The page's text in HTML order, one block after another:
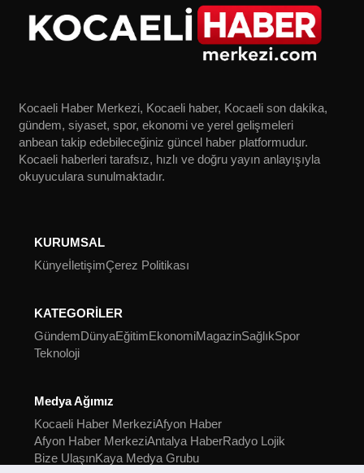
Kocaeli Haber Merkezi, Kocaeli haber, Kocaeli son dakika,
gündem, siyaset, spor, ekonomi ve yerel gelişmeleri
anbean takip edebileceğiniz güncel haber platformudur.
Kocaeli haberleri tarafsız, hızlı ve doğru yayın anlayışıyla
okuyuculara sunulmaktadır.
KURUMSAL
KünyeİletişimÇerez Politikası
KATEGORİLER
GündemDünyaEğitimEkonomiMagazinSağlıkSpor
Teknoloji
Medya Ağımız
Kocaeli Haber MerkeziAfyon Haber
Afyon Haber MerkeziAntalya HaberRadyo Lojik
Bize UlaşınKaya Medya Grubu